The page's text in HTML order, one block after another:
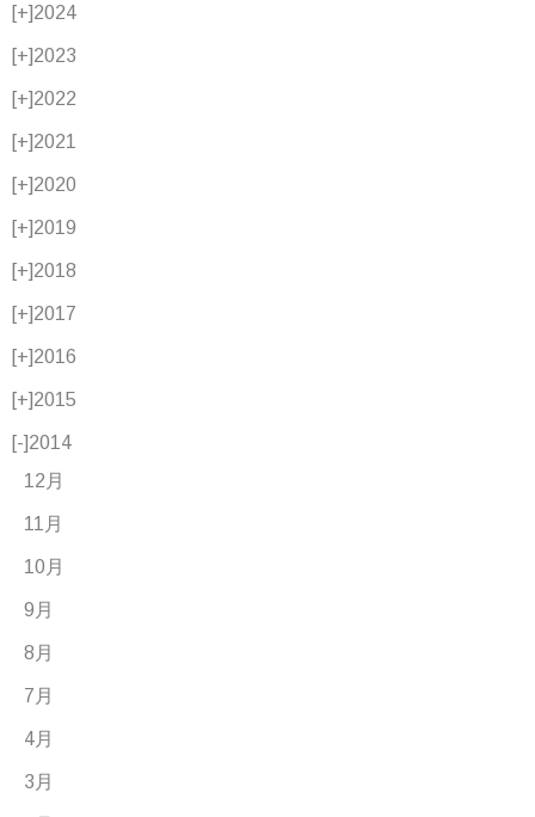
[+]2024
[+]2023
[+]2022
[+]2021
[+]2020
[+]2019
[+]2018
[+]2017
[+]2016
[+]2015
[-]2014
12月
11月
10月
9月
8月
7月
4月
3月